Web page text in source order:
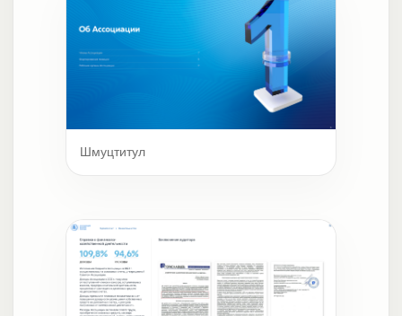
Шмуцтитул